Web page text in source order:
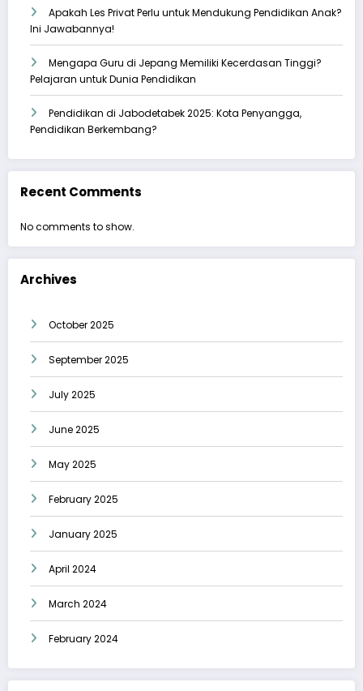
Apakah Les Privat Perlu untuk Mendukung Pendidikan Anak?
Ini Jawabannya!
Mengapa Guru di Jepang Memiliki Kecerdasan Tinggi?
Pelajaran untuk Dunia Pendidikan
Pendidikan di Jabodetabek 2025: Kota Penyangga,
Pendidikan Berkembang?
Recent Comments
No comments to show.
Archives
October 2025
September 2025
July 2025
June 2025
May 2025
February 2025
January 2025
April 2024
March 2024
February 2024